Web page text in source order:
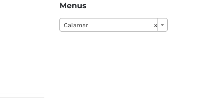
Menus
×
Calamar